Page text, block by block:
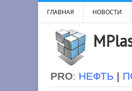
ГЛАВНАЯ НОВОСТИ
PRO: НЕФТЬ |